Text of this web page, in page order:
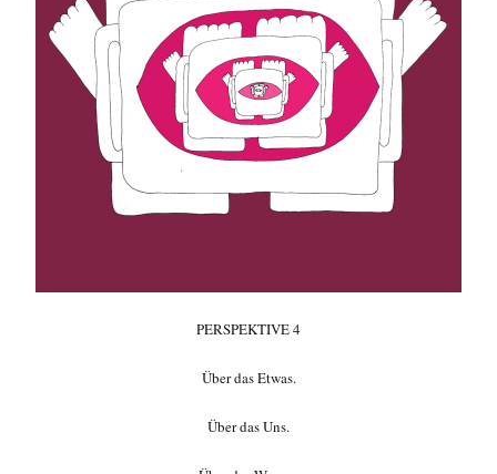
PERSPEKTIVE 4
Über das Etwas.
Über das Uns.